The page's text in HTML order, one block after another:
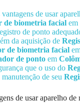
de usar
de biometria facial em
de ponto
da aquisição de
de biometria facial
de ponto em
que o uso do
de seu
de usar aparelho